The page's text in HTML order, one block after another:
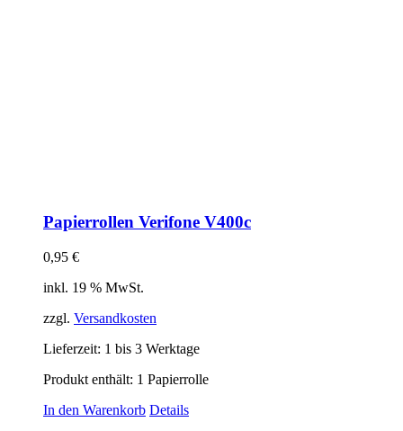
Papierrollen Verifone V400c
0,95 €
inkl. 19 % MwSt.
zzgl. Versandkosten
Lieferzeit: 1 bis 3 Werktage
Produkt enthält: 1 Papierrolle
In den Warenkorb Details